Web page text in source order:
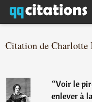
Citation de Charlotte
“Voir le
enlever à